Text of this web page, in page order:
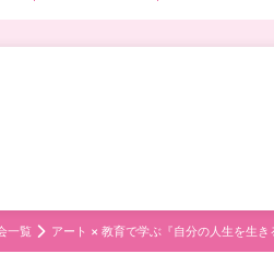
一覧 アート × 教育で学ぶ『自分の人生を生